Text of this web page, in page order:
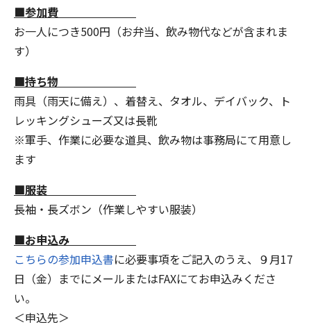
■参加費
お一人につき500円（お弁当、飲み物代などが含まれま
す）
■持ち物
雨具（雨天に備え）、着替え、タオル、デイバック、ト
レッキングシューズ又は長靴
※軍手、作業に必要な道具、飲み物は事務局にて用意し
ます
■服装
長袖・長ズボン（作業しやすい服装）
■お申込み
こちらの参加申込書に必要事項をご記入のうえ、９月17
日（金）までにメールまたはFAXにてお申込みくださ
い。
＜申込先＞